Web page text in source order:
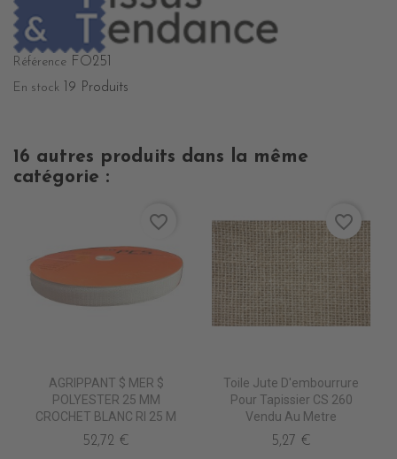
Référence FO251
En stock 19 Produits
16 autres produits dans la même
catégorie :
AGRIPPANT $ MER $
POLYESTER 25 MM
CROCHET BLANC Rl 25 M
52,72 €
favorite_border
Toile Jute D'embourrure
Pour Tapissier CS 260
Vendu Au Metre
5,27 €
favorite_border